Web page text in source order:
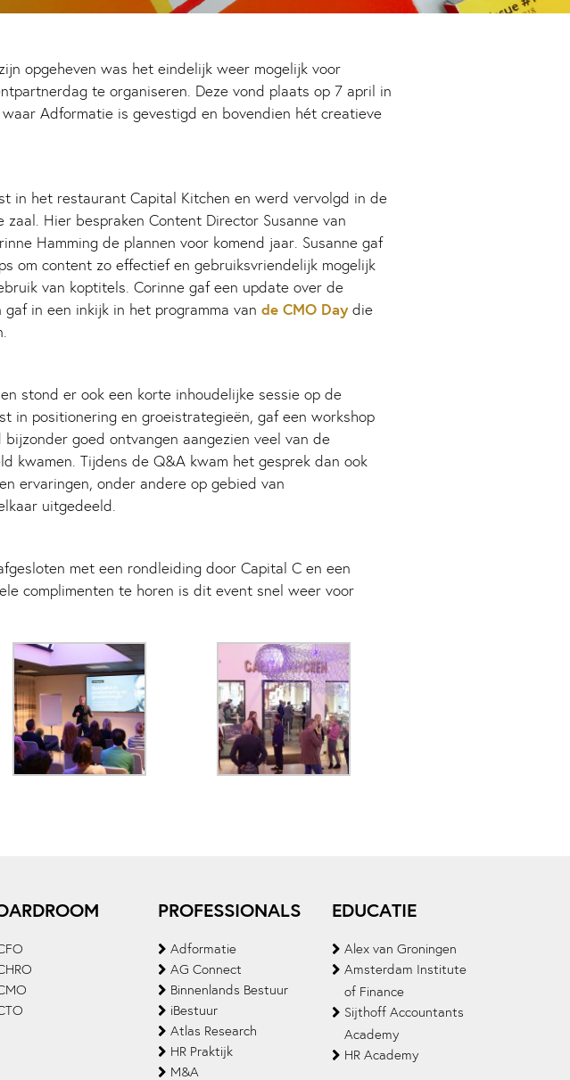
opgeheven was het eindelijk weer mogelijk voor
te organiseren. Deze vond plaats op 7 april in
Adformatie is gevestigd en bovendien hét creatieve
in het restaurant Capital Kitchen en werd vervolgd in de
zaal. Hier bespraken Content Director Susanne van
Hamming de plannen voor komend jaar. Susanne gaf
om content zo effectief en gebruiksvriendelijk mogelijk
van koptitels. Corinne gaf een update over de
in een inkijk in het programma van de CMO Daydie
stond er ook een korte inhoudelijke sessie op de
in positionering en groeistrategieën, gaf een workshop
goed ontvangen aangezien veel van de
kwamen. Tijdens de Q&A kwam het gesprek dan ook
ervaringen, onder andere op gebied van
uitgedeeld.
met een rondleiding door Capital C en een
complimenten te horen is dit event snel weer voor
PROFESSIONALS
Adformatie
AG Connect
Binnenlands Bestuur
iBestuur
Atlas Research
HR Praktijk
M&A
EDUCATIE
Alex van Groningen
Amsterdam Institute
of Finance
Sijthoff Accountants
Academy
HR Academy